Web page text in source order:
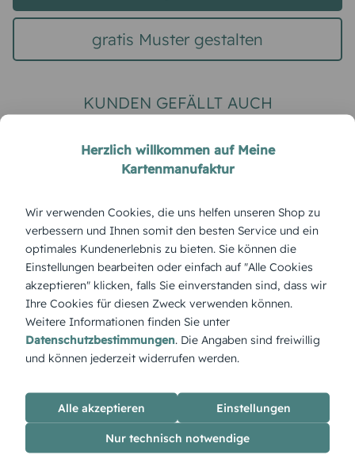
gratis Muster gestalten
KUNDEN GEFÄLLT AUCH
DANKESKARTE HOCHZEIT
Blankokarte
MODERN
Mein Herz
Produktbeschreibung
Die Babykarte „In Mamas Händen“ bringt Geborgenheit auf
Papier – mit zarten Farben und Platz für deine liebevollen
Worte.
Herzlich willkommen auf Meine
Kartenmanufaktur
Wir verwenden Cookies, die uns helfen unseren Shop zu
verbessern und Ihnen somit den besten Service und ein
optimales Kundenerlebnis zu bieten. Sie können die
Einstellungen bearbeiten oder einfach auf "Alle Cookies
akzeptieren" klicken, falls Sie einverstanden sind, dass wir
Ihre Cookies für diesen Zweck verwenden können.
Weitere Informationen finden Sie unter
Datenschutzbestimmungen. Die Angaben sind freiwillig
und können jederzeit widerrufen werden.
Alle akzeptieren Einstellungen
Nur technisch notwendige